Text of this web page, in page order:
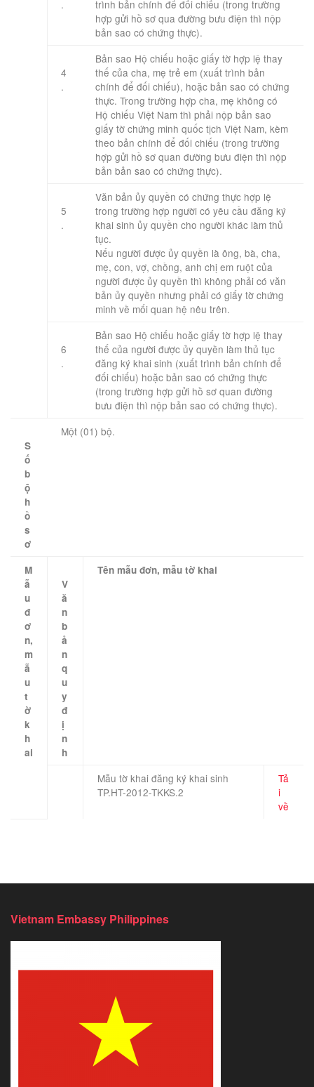
.
trình bản chính để đối chiếu (trong trường
hợp gửi hồ sơ qua đường bưu điện thì nộp
bản sao có chứng thực).
4
.
Bản sao Hộ chiếu hoặc giấy tờ hợp lệ thay
thế của cha, mẹ trẻ em (xuất trình bản
chính để đối chiếu), hoặc bản sao có chứng
thực. Trong trường hợp cha, mẹ không có
Hộ chiếu Việt Nam thì phải nộp bản sao
giấy tờ chứng minh quốc tịch Việt Nam, kèm
theo bản chính để đối chiếu (trong trường
hợp gửi hồ sơ quan đường bưu điện thì nộp
bản bản sao có chứng thực).
5
.
​Văn bản ủy quyền có chứng thực hợp lệ
trong trường hợp người có yêu cầu đăng ký
khai sinh ủy quyền cho người khác làm thủ
tục.
Nếu người được ủy quyền là ông, bà, cha,
mẹ, con, vợ, chồng, anh chị em ruột của
người được ủy quyền thì không phải có văn
bản ủy quyền nhưng phải có giấy tờ chứng
minh về mối quan hệ nêu trên.
6
.
​Bản sao Hộ chiếu hoặc giấy tờ hợp lệ thay
thế của người được ủy quyền làm thủ tục
đăng ký khai sinh (xuất trình bản chính để
đối chiếu) hoặc bản sao có chứng thực
(trong trường hợp gửi hồ sơ quan đường
bưu điện thì nộp bản sao có chứng thực).
S
ố
b
ộ
h
ồ
s
ơ
Một (01) bộ.
M
ẫ
u
đ
ơ
n,
m
ẫ
u
t
ờ
k
h
ai
V
ă
n
b
ả
n
q
u
y
đ
ị
n
h
Tên mẫu đơn, mẫu tờ khai
Mẫu tờ khai đăng ký khai sinh
TP.HT-2012-TKKS.2
Tả
i
về
Vietnam Embassy Philippines